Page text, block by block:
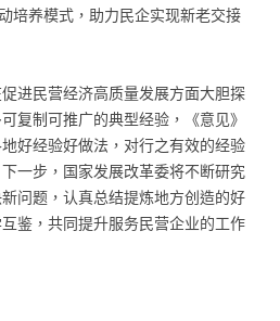
培养模式，助力民企实现新老交接
进民营经济高质量发展方面大胆探
复制可推广的典型经验，《意见》
好经验好做法，对行之有效的经验
一步，国家发展改革委将不断研究
问题，认真总结提炼地方创造的好
鉴，共同提升服务民营企业的工作